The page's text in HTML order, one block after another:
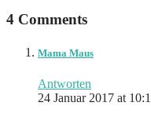
4 Comments
Mama Maus
Antworten
24 Januar 2017 at